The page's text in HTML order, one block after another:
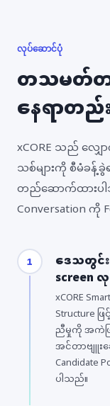
လုပ်ဆောင်ပုံ
တသမတ်တ
နေရာတည်
xCORE သည် လျှော
သစ်များကို စီမံခန့်
တည်ဆောက်ထားပါ
Conversation
1 ဒေသတွင်း
screen
xCORE
Structure ဖ
ညီမှုကို အကဲဖ
အင်တာဗျူးခ
ပါသည်။